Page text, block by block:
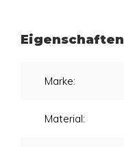
Eigenschaften
Marke:
Material: